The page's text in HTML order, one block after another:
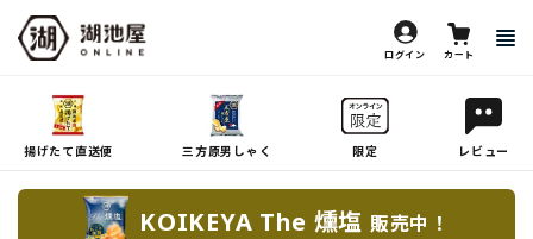
ログイン カート
揚げたて直送便 三方原男しゃく 限定 レビュー
KOIKEYA The 燻塩 販売中！